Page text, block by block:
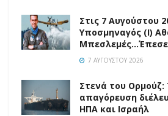
Στις 7 Αυγούστου
Υποσμηναγός (Ι)
7 ΑΥΓΟΎΣΤΟΥ 2026
Στενά του Ορμούζ:
απαγόρευση
ΗΠΑ και Ισραήλ